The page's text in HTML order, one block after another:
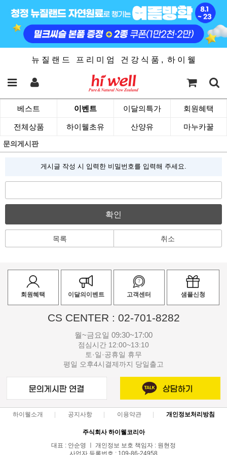
뉴 질 랜 드 프 리 미 엄 건 강 식 품 , 하 이 웰
베스트 이벤트 이달의특가 회원혜택
전체상품 하이웰초유 산양유 마누카꿀
문의게시판
게시글 작성 시 입력한 비밀번호를 입력해 주세요.
확인
목록 취소
회원혜택 이달의이벤트 고객센터 샘플신청
CS CENTER : 02-701-8282
월~금요일 09:30~17:00
점심시간 12:00~13:10
토·일·공휴일 휴무
평일 오후4시결제까지 당일출고
하이웰소개 공지사항 이용약관 개인정보처리방침
주식회사 하이웰코리아
대표 : 안순영 ㅣ 개인정보 보호 책임자 : 원현정
사업자 등록번호 : 109-86-24958